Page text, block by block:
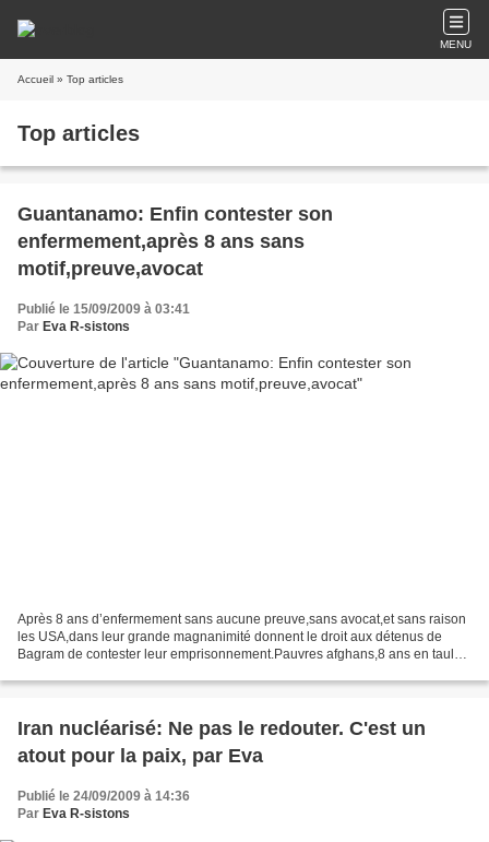
MENU
Accueil » Top articles
Top articles
Guantanamo: Enfin contester son
enfermement,après 8 ans sans
motif,preuve,avocat
Publié le 15/09/2009 à 03:41
Par Eva R-sistons
Après 8 ans d’enfermement sans aucune preuve,sans avocat,et sans raison
les USA,dans leur grande magnanimité donnent le droit aux détenus de
Bagram de contester leur emprisonnement.Pauvres afghans,8 ans en taule
Iran nucléarisé: Ne pas le redouter. C'est un
atout pour la paix, par Eva
Publié le 24/09/2009 à 14:36
Par Eva R-sistons